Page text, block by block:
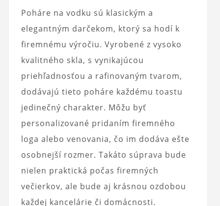
Poháre na vodku sú klasickým a
elegantným darčekom, ktorý sa hodí k
firemnému výročiu. Vyrobené z vysoko
kvalitného skla, s vynikajúcou
priehľadnosťou a rafinovaným tvarom,
dodávajú tieto poháre každému toastu
jedinečný charakter. Môžu byť
personalizované pridaním firemného
loga alebo venovania, čo im dodáva ešte
osobnejší rozmer. Takáto súprava bude
nielen praktická počas firemných
večierkov, ale bude aj krásnou ozdobou
každej kancelárie či domácnosti.